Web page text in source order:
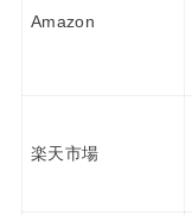
Amazon
楽天市場